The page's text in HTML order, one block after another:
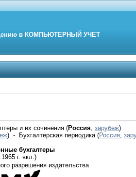
в КОМПЬЮТЕРНЫЙ УЧЕТ
и их сочинения (Россия ,зарубеж)
) - Бухгалтерская периодика(Россия ,
бухгалтеры
г. вкл.)
разрешения издательства